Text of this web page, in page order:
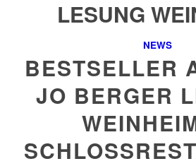
LESUNG
NEWS
BESTSELLER
JO BERGER